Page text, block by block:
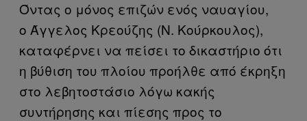
Όντας ο μόνος επιζών ενός ναυαγίου,
ο Άγγελος Κρεούζης (Ν. Κούρκουλος),
καταφέρνει να πείσει το δικαστήριο ότι
η βύθιση του πλοίου προήλθε από έκρηξη
στο λεβητοστάσιο λόγω κακής
συντήρησης και πίεσης προς το